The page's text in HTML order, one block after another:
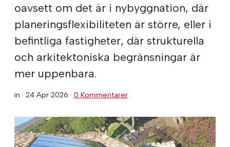
oavsett om det är i nybyggnation, där
planeringsflexibiliteten är större, eller i
befintliga fastigheter, där strukturella
och arkitektoniska begränsningar är
mer uppenbara.
in · 24 Apr 2026 · 0 Kommentarer